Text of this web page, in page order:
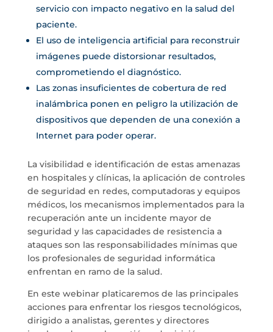
servicio con impacto negativo en la salud del
paciente.
El uso de inteligencia artificial para reconstruir
imágenes puede distorsionar resultados,
comprometiendo el diagnóstico.
Las zonas insuficientes de cobertura de red
inalámbrica ponen en peligro la utilización de
dispositivos que dependen de una conexión a
Internet para poder operar.
La visibilidad e identificación de estas amenazas
en hospitales y clínicas, la aplicación de controles
de seguridad en redes, computadoras y equipos
médicos, los mecanismos implementados para la
recuperación ante un incidente mayor de
seguridad y las capacidades de resistencia a
ataques son las responsabilidades mínimas que
los profesionales de seguridad informática
enfrentan en ramo de la salud.
En este webinar platicaremos de las principales
acciones para enfrentar los riesgos tecnológicos,
dirigido a analistas, gerentes y directores